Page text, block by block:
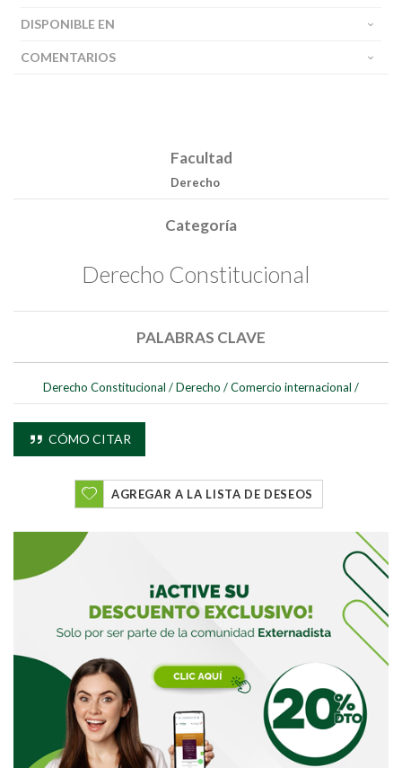
Buscar
DISPONIBLE EN
COMENTARIOS
Facultad
Derecho
Categoría
Derecho Constitucional
PALABRAS CLAVE
Derecho Constitucional /Derecho /Comercio internacional /
CÓMO CITAR
AGREGAR A LA LISTA DE DESEOS